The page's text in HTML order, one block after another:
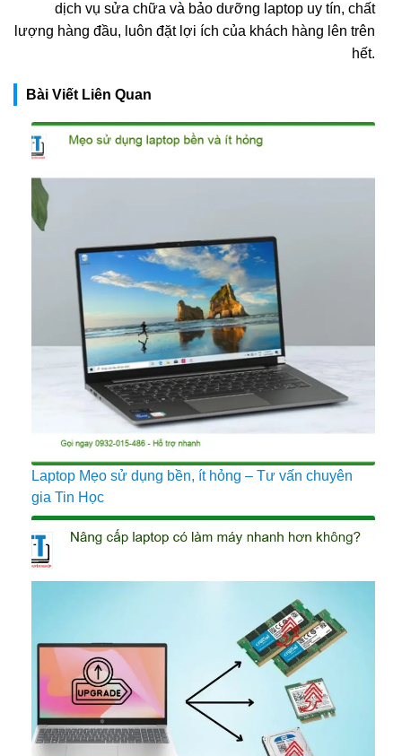
dịch vụ sửa chữa và bảo dưỡng laptop uy tín, chất
lượng hàng đầu, luôn đặt lợi ích của khách hàng lên trên
hết.
Bài Viết Liên Quan
Laptop Mẹo sử dụng bền, ít hỏng – Tư vấn chuyên
gia Tin Học